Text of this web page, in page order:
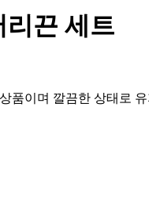
리끈 세트
품이며 깔끔한 상태로